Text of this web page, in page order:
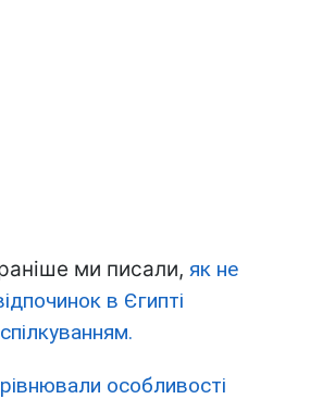
ми писали, як не
в Єгипті
особливості